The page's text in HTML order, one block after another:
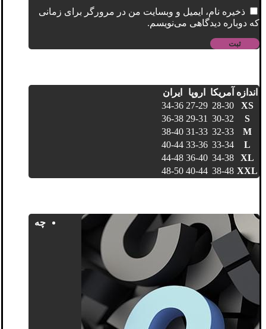
ذخیره نام، ایمیل و وبسایت من در مرورگر برای زمانی
که دوباره دیدگاهی می‌نویسم.
اندازه آمریکا اروپا
ایران
XS
28-30
27-29
34-36
S
30-32
29-31
36-38
M
32-33
31-33
38-40
L
33-34
33-36
40-44
XL
34-38
36-40
44-48
XXL
38-48
40-44
48-50
چه